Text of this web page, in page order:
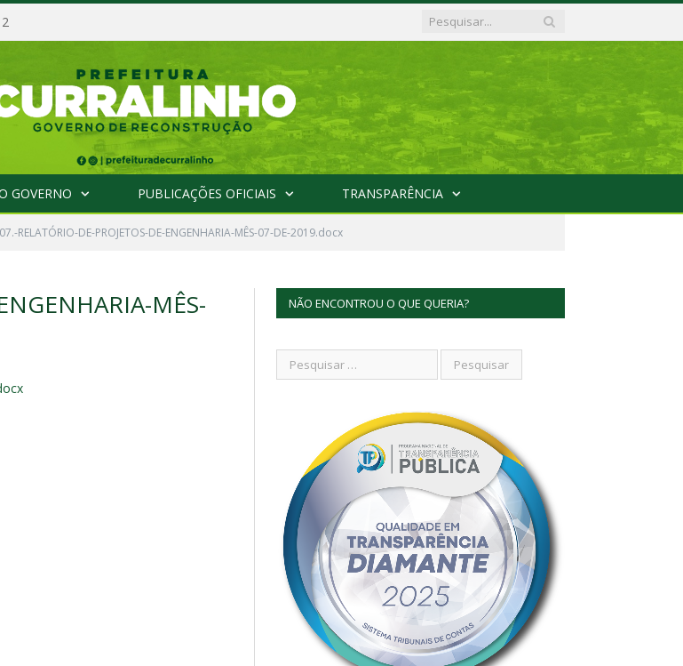
GOVERNO PUBLICAÇÕES OFICIAIS TRANSPARÊNCIA
07.-RELATÓRIO-DE-PROJETOS-DE-ENGENHARIA-MÊS-07-DE-2019.docx
MÊS-
NÃO ENCONTROU O QUE QUERIA?